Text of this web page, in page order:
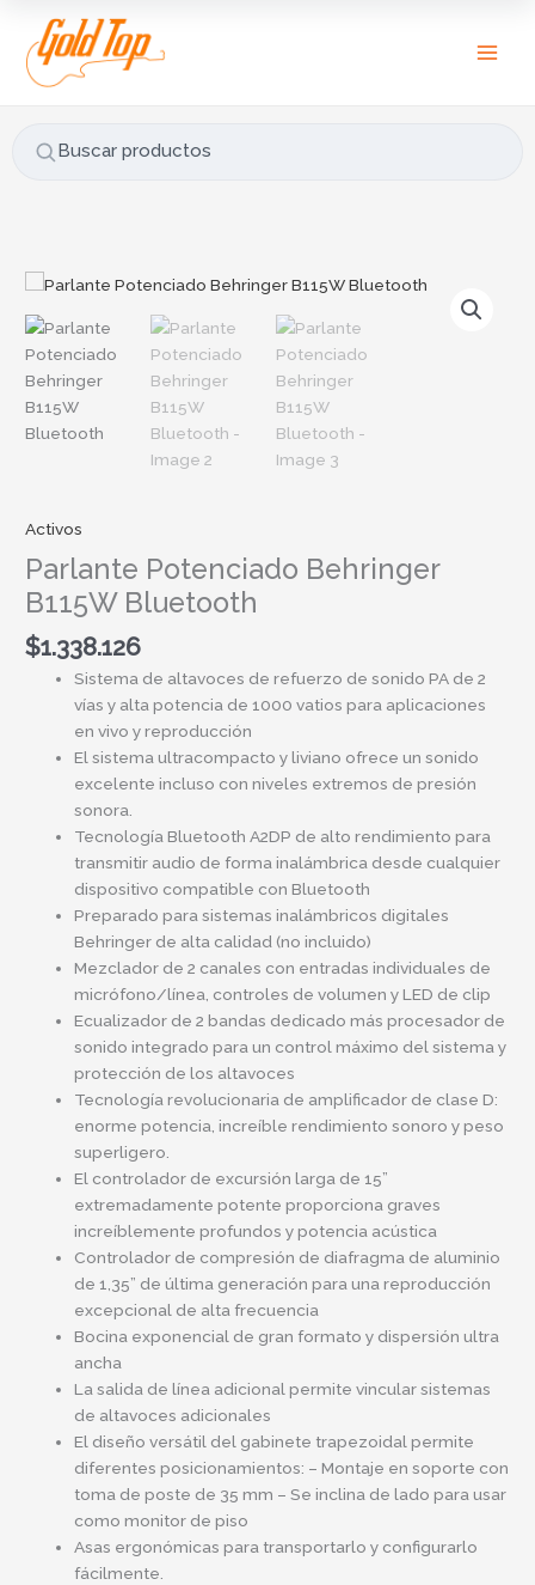
contenido
Buscar productos
u
s
r
Activos
Parlante Potenciado Behringer
B115W Bluetooth
$1.338.126
Sistema de altavoces de refuerzo de sonido PA de 2
vías y alta potencia de 1000 vatios para aplicaciones
en vivo y reproducción
El sistema ultracompacto y liviano ofrece un sonido
excelente incluso con niveles extremos de presión
sonora.
Tecnología Bluetooth A2DP de alto rendimiento para
transmitir audio de forma inalámbrica desde cualquier
dispositivo compatible con Bluetooth
Preparado para sistemas inalámbricos digitales
Behringer de alta calidad (no incluido)
Mezclador de 2 canales con entradas individuales de
micrófono/línea, controles de volumen y LED de clip
Ecualizador de 2 bandas dedicado más procesador de
sonido integrado para un control máximo del sistema y
protección de los altavoces
Tecnología revolucionaria de amplificador de clase D:
enorme potencia, increíble rendimiento sonoro y peso
superligero.
El controlador de excursión larga de 15”
extremadamente potente proporciona graves
increíblemente profundos y potencia acústica
Controlador de compresión de diafragma de aluminio
de 1,35” de última generación para una reproducción
excepcional de alta frecuencia
Bocina exponencial de gran formato y dispersión ultra
ancha
La salida de línea adicional permite vincular sistemas
de altavoces adicionales
El diseño versátil del gabinete trapezoidal permite
diferentes posicionamientos: – Montaje en soporte con
toma de poste de 35 mm – Se inclina de lado para usar
como monitor de piso
Asas ergonómicas para transportarlo y configurarlo
fácilmente.
Parlante
Behringer
B115W
Bluetooth
cantidad